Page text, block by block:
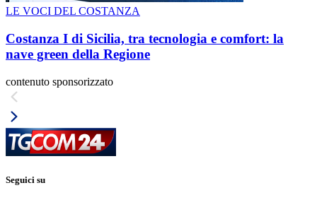
LE VOCI DEL COSTANZA
Costanza I di Sicilia, tra tecnologia e comfort: la
nave green della Regione
contenuto sponsorizzato
Seguici su